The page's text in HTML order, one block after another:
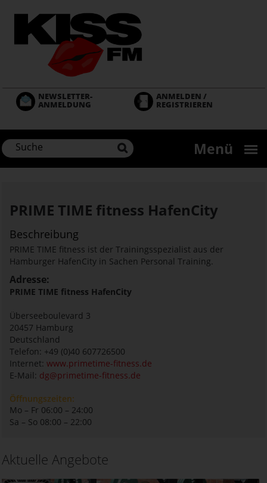
zum
NEWSLETTER-
ANMELDUNG
ANMELDEN /
REGISTRIEREN
Menü
PRIME TIME fitness HafenCity
Beschreibung
PRIME TIME fitness ist der Trainingsspezialist aus der
Hamburger HafenCity in Sachen Personal Training.
Adresse:
PRIME TIME fitness HafenCity
Überseeboulevard 3
20457 Hamburg
Deutschland
Telefon: +49 (0)40 607726500
Internet: www.primetime-fitness.de
E-Mail: dg@primetime-fitness.de
Öffnungszeiten:
Mo – Fr 06:00 – 24:00
Sa – So 08:00 – 22:00
Aktuelle Angebote